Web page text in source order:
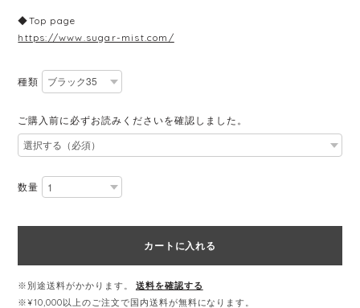
◆Top page
https://www.sugar-mist.com/
種類
ご購入前に必ずお読みくださいを確認しました。
数量
カートに入れる
※別途送料がかかります。
送料を確認する
※¥10,000以上のご注文で国内送料が無料になります。